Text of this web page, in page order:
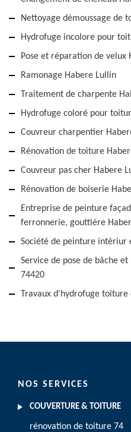
Nettoyage démoussage de
Hydrofuge incolore pour
Pose et réparation de velux
Ramonage Habere Lullin
Traitement de charpente
Hydrofuge coloré pour
Couvreur charpentier
Rénovation de toiture
Couvreur pas cher Habere
Rénovation de boiserie
Entreprise de peinture
ferronnerie, gouttière
Société de peinture intériur
Service de pose de bâche
74420
Travaux d'hydrofuge
NOS SERVICES
COUVERTURE & TOITURE
rénovation de toiture 74